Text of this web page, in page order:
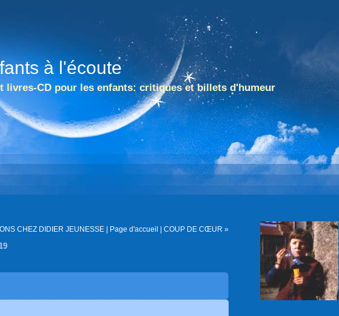
à l'écoute
livres-CD pour les enfants: critiques et billets d'humeur
CHEZ DIDIER JEUNESSE | Page d'accueil | COUP DE CŒUR »